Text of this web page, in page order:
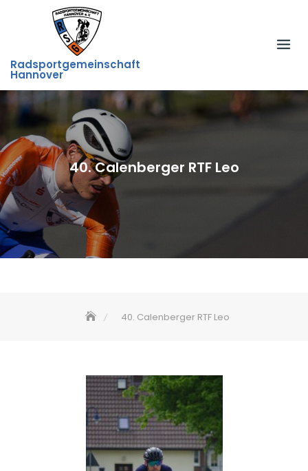
Radsportgemeinschaft
Hannover
40. Calenberger RTF Leo
40. Calenberger RTF Leo